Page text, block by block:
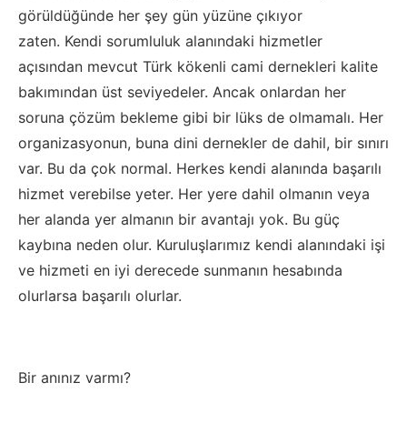
görüldüğünde her şey gün yüzüne çıkıyor
zaten. Kendi sorumluluk alanındaki hizmetler
açısından mevcut Türk kökenli cami dernekleri kalite
bakımından üst seviyedeler. Ancak onlardan her
soruna çözüm bekleme gibi bir lüks de olmamalı. Her
organizasyonun, buna dini dernekler de dahil, bir sınırı
var. Bu da çok normal. Herkes kendi alanında başarılı
hizmet verebilse yeter. Her yere dahil olmanın veya
her alanda yer almanın bir avantajı yok. Bu güç
kaybına neden olur. Kuruluşlarımız kendi alanındaki işi
ve hizmeti en iyi derecede sunmanın hesabında
olurlarsa başarılı olurlar.
Bir anınız varmı?